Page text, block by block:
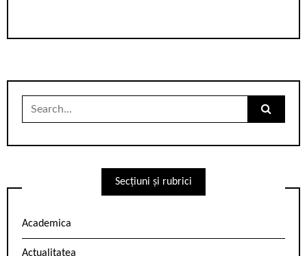
Search
Secțiuni și rubrici
Academica
Actualitatea